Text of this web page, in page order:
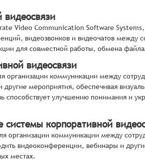
Video Communication Software
видеозвонков и видеочатов между
для совместной работы, обмена
видеосвязи
организации коммуникации между
мероприятия, обеспечивая
способствует улучшению понимания и
корпоративной
организации коммуникации между
видеоконференции, вебинары и
местах.